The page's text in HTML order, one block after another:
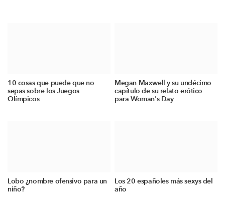
10 cosas que puede que no
sepas sobre los Juegos
Olímpicos
Megan Maxwell y su undécimo
capítulo de su relato erótico
para Woman's Day
Lobo ¿nombre ofensivo para un
niño?
Los 20 españoles más sexys del
año